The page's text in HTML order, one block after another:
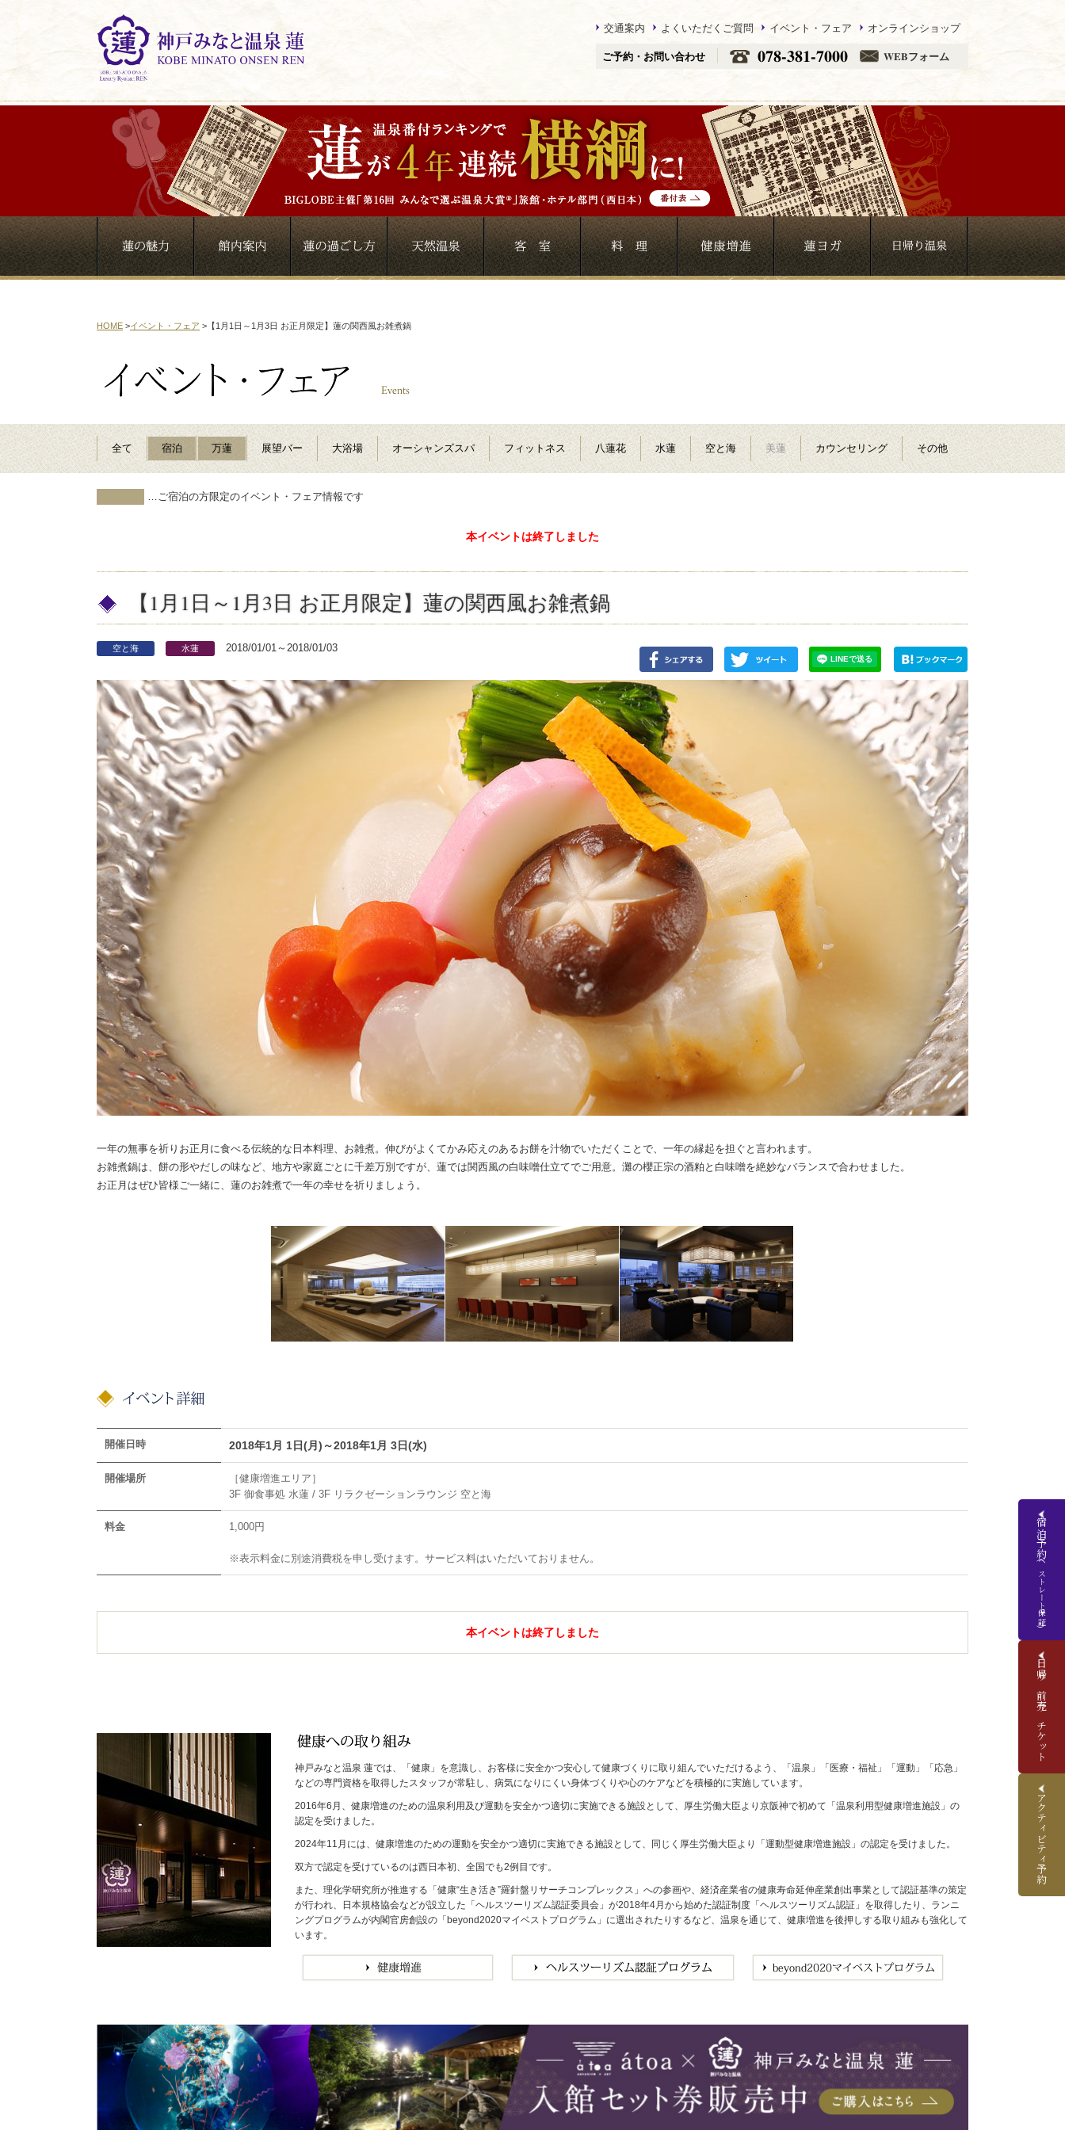
交通案内 よくいただくご質問 イベント・フェア オンラインショップ
ご予約・お問い合わせ 078-381-7000 WEBフォーム
宿泊予約
(ベストレート保証)
日帰り前売りチケット
アクティビティ予約
HOME >イベント・フェア > 【1月1日～1月3日 お正月限定】蓮の関西風お雑煮鍋
全て 宿泊 万蓮 展望バー 大浴場 オーシャンズスパ フィットネス 八蓮花 水蓮 空と海 美蓮 カウンセリング その他
…ご宿泊の方限定のイベント・フェア情報です
本イベントは終了しました
【1月1日～1月3日 お正月限定】蓮の関西風お雑煮鍋
空と海 水蓮 2018/01/01～2018/01/03
一年の無事を祈りお正月に食べる伝統的な日本料理、お雑煮。伸びがよくてかみ応えのあるお餅を汁物でいただくことで、一年の縁起を担ぐと言われます。
お雑煮鍋は、餅の形やだしの味など、地方や家庭ごとに千差万別ですが、蓮では関西風の白味噌仕立てでご用意。灘の櫻正宗の酒粕と白味噌を絶妙なバランスで合わせました。
お正月はぜひ皆様ご一緒に、蓮のお雑煮で一年の幸せを祈りましょう。
開催日時 2018年1月 1日(月)～2018年1月 3日(水)
開催場所
［健康増進エリア］
3F 御食事処 水蓮 / 3F リラクゼーションラウンジ 空と海
料金 1,000円
※表示料金に別途消費税を申し受けます。サービス料はいただいておりません。
本イベントは終了しました
神戸みなと温泉 蓮では、「健康」を意識し、お客様に安全かつ安心して健康づくりに取り組んでいただけるよう、「温泉」「医療・福祉」「運動」「応急」
などの専門資格を取得したスタッフが常駐し、病気になりにくい身体づくりや心のケアなどを積極的に実施しています。
2016年6月、健康増進のための温泉利用及び運動を安全かつ適切に実施できる施設として、厚生労働大臣より京阪神で初めて「温泉利用型健康増進施設」の
認定を受けました。
2024年11月には、健康増進のための運動を安全かつ適切に実施できる施設として、同じく厚生労働大臣より「運動型健康増進施設」の認定を受けました。
双方で認定を受けているのは西日本初、全国でも2例目です。
また、理化学研究所が推進する「健康“生き活き”羅針盤リサーチコンプレックス」への参画や、経済産業省の健康寿命延伸産業創出事業として認証基準の策定
が行われ、日本規格協会などが設立した「ヘルスツーリズム認証委員会」が2018年4月から始めた認証制度「ヘルスツーリズム認証」を取得したり、ランニ
ングプログラムが内閣官房創設の「beyond2020マイベストプログラム」に選出されたりするなど、温泉を通じて、健康増進を後押しする取り組みも強化して
います。